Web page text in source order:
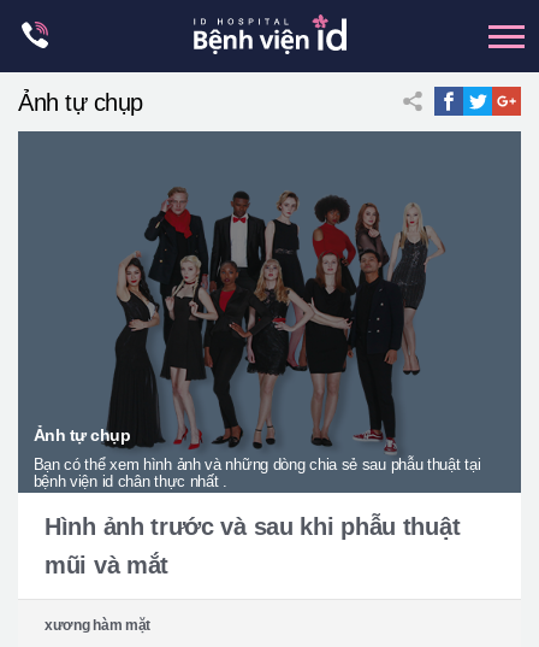
Trung tâm petit
Thẩm mỹ boby
Thẩm mỹ nam giới
Let Me In
Giới thiệu bệnh viện
Phẫu thuật an toàn
Ảnh tự chụp
Ảnh tự chụp
Bạn có thể xem hình ảnh và những dòng chia sẻ sau phẫu thuật tại
bệnh viện id chân thực nhất .
Hình ảnh trước và sau khi phẫu thuật
mũi và mắt
xương hàm mặt